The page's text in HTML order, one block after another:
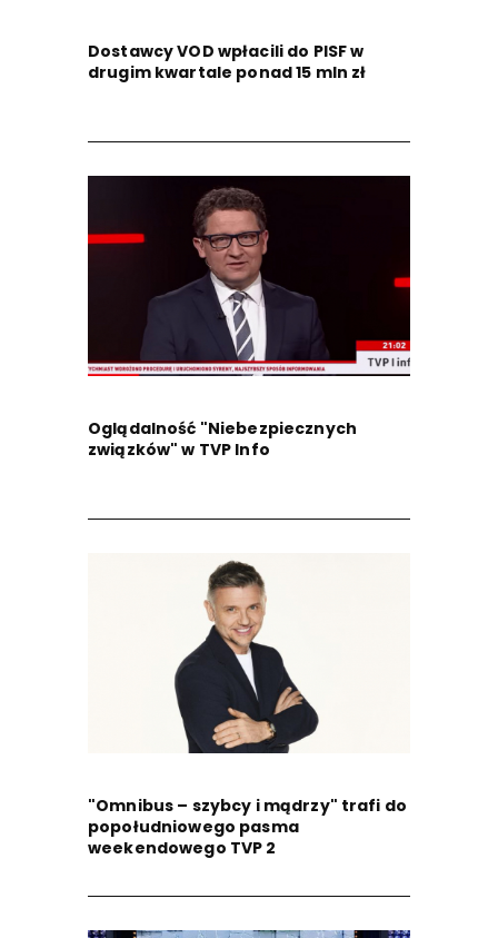
Dostawcy VOD wpłacili do PISF w
drugim kwartale ponad 15 mln zł
Oglądalność "Niebezpiecznych
związków" w TVP Info
"Omnibus – szybcy i mądrzy" trafi do
popołudniowego pasma
weekendowego TVP 2